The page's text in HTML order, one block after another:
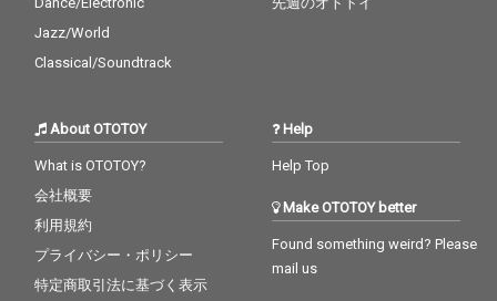
Jazz/World
Classical/Soundtrack
About OTOTOY
What is OTOTOY?
会社概要
利用規約
プライバシー・ポリシー
特定商取引法に基づく表示
Help
Help Top
Make OTOTOY better
Found something weird? Please
mail us